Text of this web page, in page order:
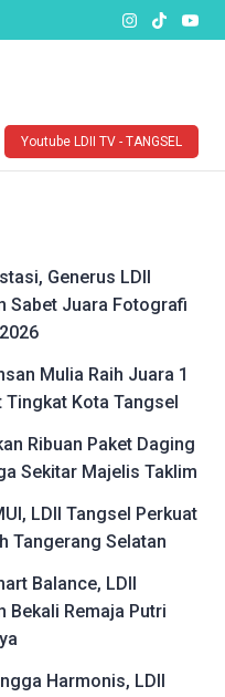
Youtube LDII TV - TANGSEL
Generus LDII
Sabet Juara Fotografi
Mulia Raih Juara 1
Tingkat Kota Tangsel
Ribuan Paket Daging
Sekitar Majelis Taklim
LDII Tangsel Perkuat
Tangerang Selatan
Balance, LDII
Bekali Remaja Putri
Harmonis, LDII